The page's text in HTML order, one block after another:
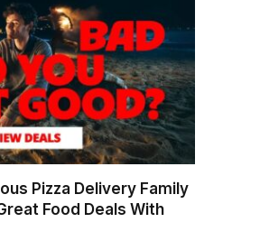
Pizza Delivery Family
Food Deals With